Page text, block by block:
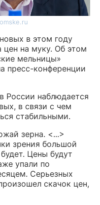
в этом году
на муку. Об этом
мельницы»
пресс-конференции
России наблюдается
в связи с чем
стабильными.
зерна. <...>
зрения большой
Цены будут
упали по
Серьезных
скачок цен,